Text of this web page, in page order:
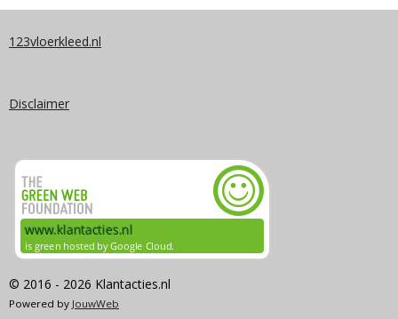
L
N
E
A
E
N
L
123vloerkleed.nl
Disclaimer
© 2016 - 2026 Klantacties.nl
Powered by JouwWeb